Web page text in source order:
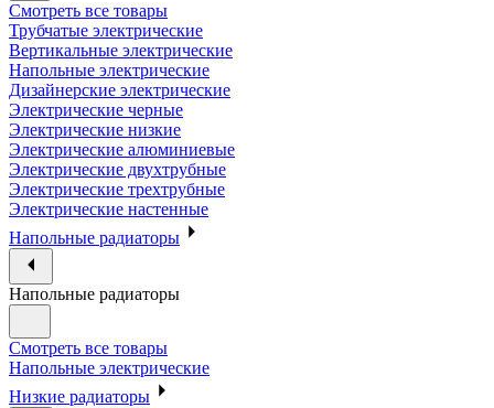
Смотреть все товары
Трубчатые электрические
Вертикальные электрические
Напольные электрические
Дизайнерские электрические
Электрические черные
Электрические низкие
Электрические алюминиевые
Электрические двухтрубные
Электрические трехтрубные
Электрические настенные
Напольные радиаторы
Напольные радиаторы
Смотреть все товары
Напольные электрические
Низкие радиаторы